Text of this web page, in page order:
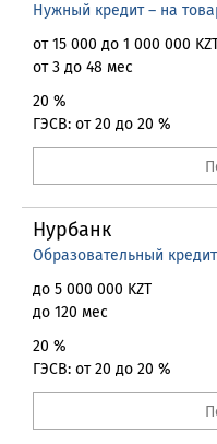
Нужный кредит – на
от 15 000 до 1 000 000
от 3 до 48 мес
20 %
ГЭСВ: от 20 до 20 %
Нурбанк
Образовательный кредит
до 5 000 000 KZT
до 120 мес
20 %
ГЭСВ: от 20 до 20 %